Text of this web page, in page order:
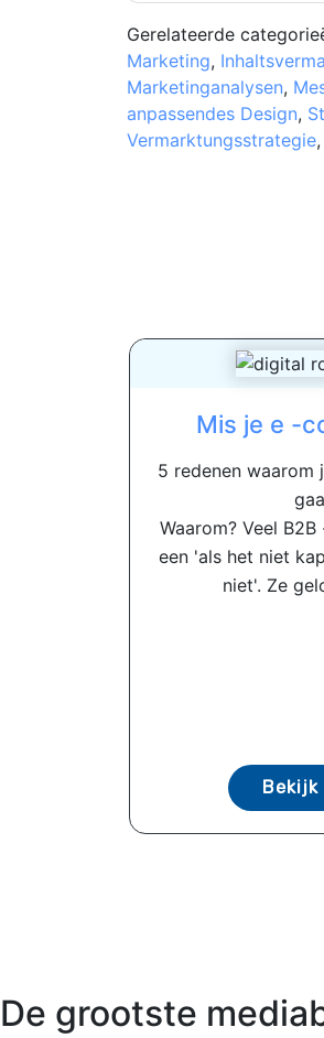
Gerelateerde
Marketing,
Marketinganalysen,
anpassendes Design,
Vermarktungsstrategie,
Mis je e -
5 redenen waarom
Waarom? Veel
een 'als het niet
niet'. Ze
Bekijk
De grootste